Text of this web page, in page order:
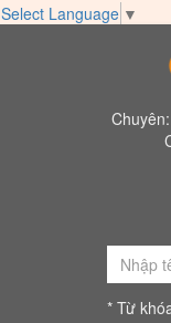
Select Language ▼
* Từ